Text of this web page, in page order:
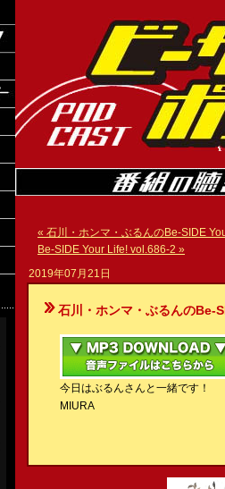
« 石川・ホンマ・ぶるんのBe-SIDE
Be-SIDE Your Life! vol.686-2 »
2019年07月21日
石川・ホンマ・ぶるんのBe-
今日はぶるんさんと一緒です！
MIURA